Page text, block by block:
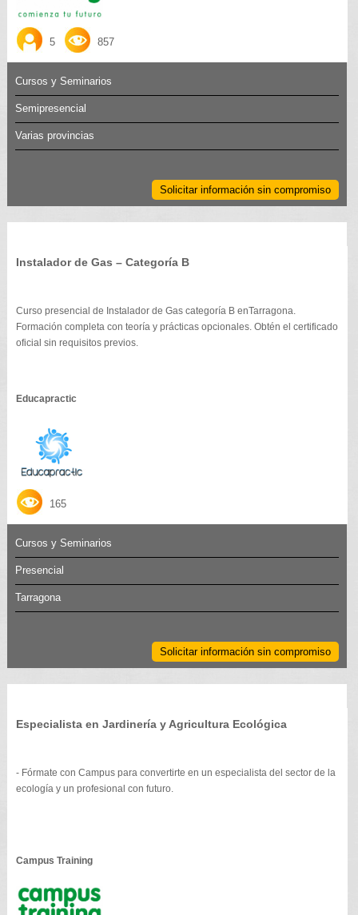
5 857
Cursos y Seminarios
Semipresencial
Varias provincias
Solicitar información sin compromiso
Instalador de Gas – Categoría B
Curso presencial de Instalador de Gas categoría B enTarragona.
Formación completa con teoría y prácticas opcionales. Obtén el certificado
oficial sin requisitos previos.
Educapractic
165
Cursos y Seminarios
Presencial
Tarragona
Solicitar información sin compromiso
Especialista en Jardinería y Agricultura Ecológica
- Fórmate con Campus para convertirte en un especialista del sector de la
ecología y un profesional con futuro.
Campus Training